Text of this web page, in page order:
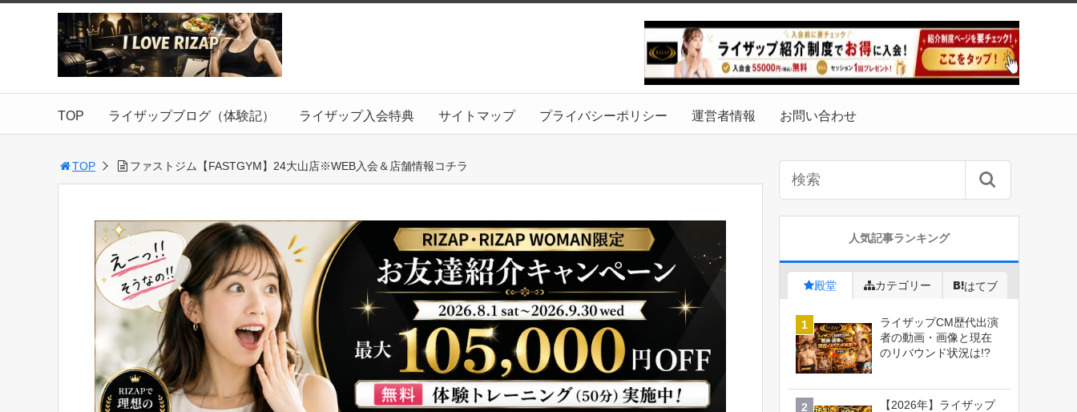
TOP ライザップブログ（体験記） ライザップ入会特典 サイトマップ プライバシーポリシー 運営者情報 お問い合わせ
TOP ファストジム【FASTGYM】24大山店※WEB入会＆店舗情報コチラ
人気記事ランキング
殿堂 カテゴリー はてブ
ライザップCM歴代出演
者の動画・画像と現在
のリバウンド状況は!?
【2026年】ライザップ